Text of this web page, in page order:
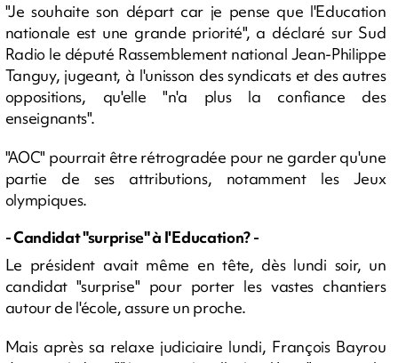
"Je souhaite son départ car je pense que l'Education
nationale est une grande priorité", a déclaré sur Sud
Radio le député Rassemblement national Jean-Philippe
Tanguy, jugeant, à l'unisson des syndicats et des autres
oppositions, qu'elle "n'a plus la confiance des
enseignants".
"AOC" pourrait être rétrogradée pour ne garder qu'une
partie de ses attributions, notamment les Jeux
olympiques.
- Candidat "surprise" à l'Education? -
Le président avait même en tête, dès lundi soir, un
candidat "surprise" pour porter les vastes chantiers
autour de l'école, assure un proche.
Mais après sa relaxe judiciaire lundi, François Bayrou